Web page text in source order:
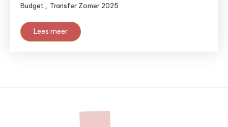
Budget , Transfer Zomer 2025
Lees meer